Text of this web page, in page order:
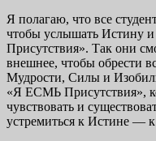
Я полагаю, что все
чтобы услышать Истину
Присутствия». Так они
внешнее, чтобы обрести
Мудрости, Силы и
«Я ЕСМЬ Присутствия»,
чувствовать и
устремиться к Истине — к